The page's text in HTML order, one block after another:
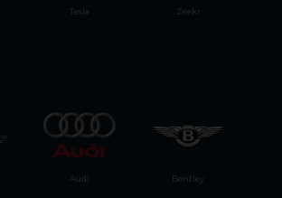
Tesla Zeekr
Bentley
Audi